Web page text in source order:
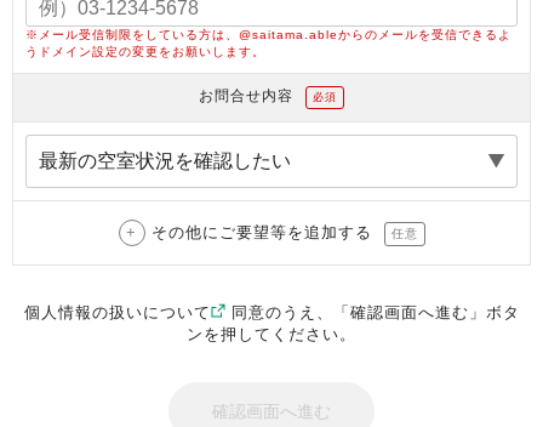
※メール受信制限をしている方は、@saitama.ableからのメールを受信できるよ
うドメイン設定の変更をお願いします。
お問合せ内容 必須
その他にご要望等を追加する 任意
個人情報の扱いについて
同意のうえ、「確認画面へ進む」ボタ
ンを押してください。